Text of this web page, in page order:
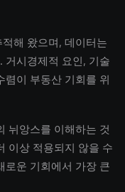
해 왔으며, 데이터는
거시경제적 요인, 기술
렴이 부동산 기회를 위
뉘앙스를 이해하는 것
이상 적용되지 않을 수
로운 기회에서 가장 큰